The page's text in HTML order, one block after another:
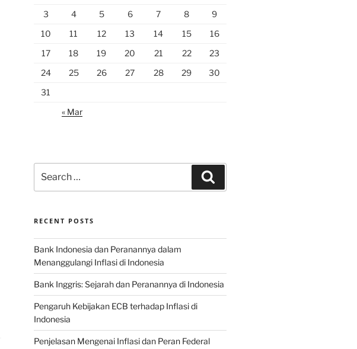
3
4 5 6 7 8
9
10
11 12 13 14 15
16
17
18 19 20 21 22
23
24
25 26 27 28 29
30
31
« Mar
for:
RECENT POSTS
Bank Indonesia dan Peranannya dalam
Menanggulangi Inflasi di Indonesia
Bank Inggris: Sejarah dan Peranannya di Indonesia
Pengaruh Kebijakan ECB terhadap Inflasi di
Indonesia
Penjelasan Mengenai Inflasi dan Peran Federal